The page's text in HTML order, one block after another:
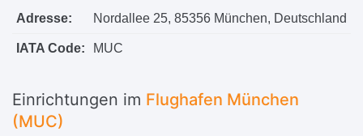
Adresse: Nordallee 25, 85356 München, Deutschland
IATA Code: MUC
Einrichtungen im Flughafen München
(MUC)